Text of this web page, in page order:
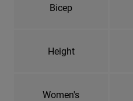
Bicep
Height
Women's